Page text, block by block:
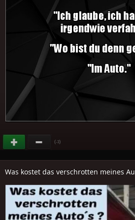
(-3)
Was kostet das verschrotten meines